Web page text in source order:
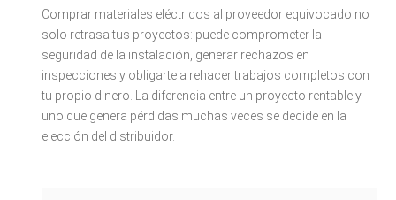
Comprar materiales eléctricos al proveedor equivocado no
solo retrasa tus proyectos: puede comprometer la
seguridad de la instalación, generar rechazos en
inspecciones y obligarte a rehacer trabajos completos con
tu propio dinero. La diferencia entre un proyecto rentable y
uno que genera pérdidas muchas veces se decide en la
elección del distribuidor.